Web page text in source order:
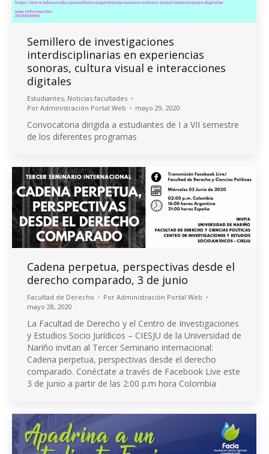
Semillero de investigaciones
interdisciplinarias en experiencias
sonoras, cultura visual e interacciones
digitales
Estudiantes, Noticias facultades
Por Administración Portal Web mayo 29, 2020
Convocatoria dirigida a estudiantes de I a VII semestre
de los diferentes programas
Cadena perpetua, perspectivas desde el
derecho comparado, 3 de junio
Facultad de Derecho Por Administración Portal Web
mayo 28, 2020
La Facultad de Derecho y el Centro de Investigaciones
y Estudios Socio Jurídicos – CIESJU de la Universidad de
Nariño invitan al Tercer Seminario internacional:
Cadena perpetua, perspectivas desde el derecho
comparado. Conéctate a través de Facebook Live este
3 de junio a partir de las 2:00 p.m hora Colombia